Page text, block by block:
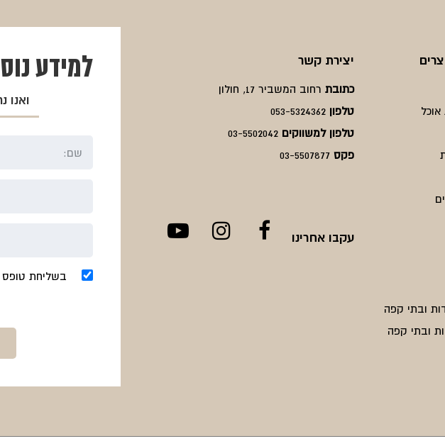
אוכל
ובתי קפה
ובתי קפה
יצירת קשר
כתובת רחוב המשביר 17, חולון
טלפון 053-5324362
טלפון למשווקים 03-5502042
פקס03-5507877
עקבו אחרינו
למידע
ואנו
בשליחת